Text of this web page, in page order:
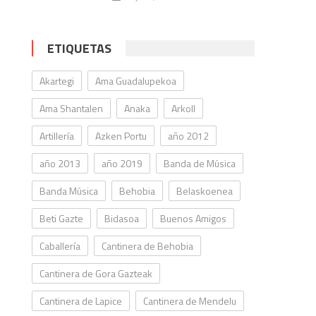
ETIQUETAS
Akartegi
Ama Guadalupekoa
Ama Shantalen
Anaka
Arkoll
Artillería
Azken Portu
año 2012
año 2013
año 2019
Banda de Música
Banda Música
Behobia
Belaskoenea
Beti Gazte
Bidasoa
Buenos Amigos
Caballería
Cantinera de Behobia
Cantinera de Gora Gazteak
Cantinera de Lapice
Cantinera de Mendelu